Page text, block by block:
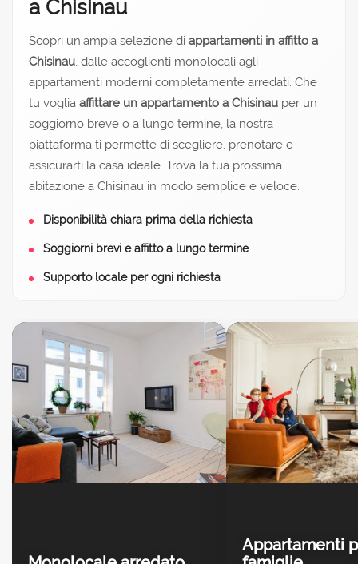
a Chisinau
Scopri un'ampia selezione di appartamenti in affitto a
Chisinau, dalle accoglienti monolocali agli
appartamenti moderni completamente arredati. Che
tu voglia affittare un appartamento a Chisinau per un
soggiorno breve o a lungo termine, la nostra
piattaforma ti permette di scegliere, prenotare e
assicurarti la casa ideale. Trova la tua prossima
abitazione a Chisinau in modo semplice e veloce.
Disponibilità chiara prima della richiesta
Soggiorni brevi e affitto a lungo termine
Supporto locale per ogni richiesta
Appartamenti